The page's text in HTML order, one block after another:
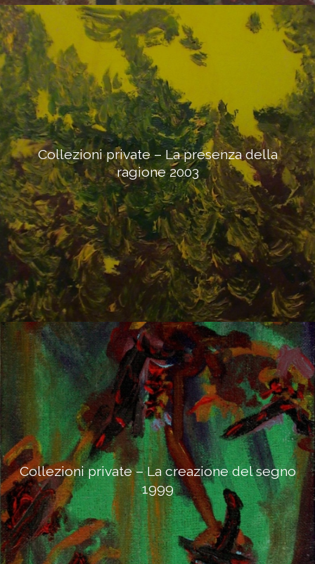
Collezioni private – La presenza della
ragione 2003
Collezioni private – La creazione del segno
1999